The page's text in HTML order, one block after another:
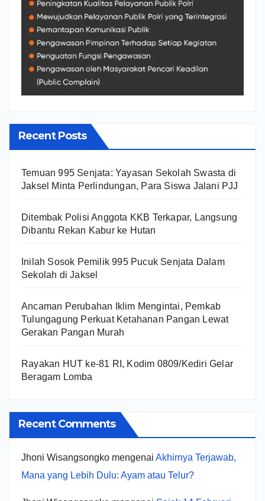
Recent Posts
Temuan 995 Senjata: Yayasan Sekolah Swasta di
Jaksel Minta Perlindungan, Para Siswa Jalani PJJ
Ditembak Polisi Anggota KKB Terkapar, Langsung
Dibantu Rekan Kabur ke Hutan
Inilah Sosok Pemilik 995 Pucuk Senjata Dalam
Sekolah di Jaksel
Ancaman Perubahan Iklim Mengintai, Pemkab
Tulungagung Perkuat Ketahanan Pangan Lewat
Gerakan Pangan Murah
Rayakan HUT ke-81 RI, Kodim 0809/Kediri Gelar
Beragam Lomba
Recent Comments
Jhoni Wisangsongko mengenai Akhirnya Terjawab,
Mana yang Lebih Dulu: Ayam atau Telur?